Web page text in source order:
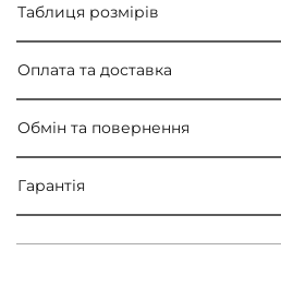
Таблиця розмірів
Оплата та доставка
Обмін та повернення
Гарантія